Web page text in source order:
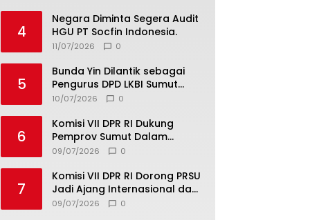
Slogan”
4
Negara Diminta Segera Audit
HGU PT Socfin Indonesia.
11/07/2026 0
5
Bunda Yin Dilantik sebagai
Pengurus DPD LKBI Sumut
2026–2031, Tegaskan
dan Kerukunan
10/07/2026 0
6
Komisi VII DPR RI Dukung
Pemprov Sumut Dalam
Pemberantasan Pungli di
09/07/2026 0
7
Komisi VII DPR RI Dorong PRSU
Jadi Ajang Internasional dan
Pusat Investasi Sumut
09/07/2026 0